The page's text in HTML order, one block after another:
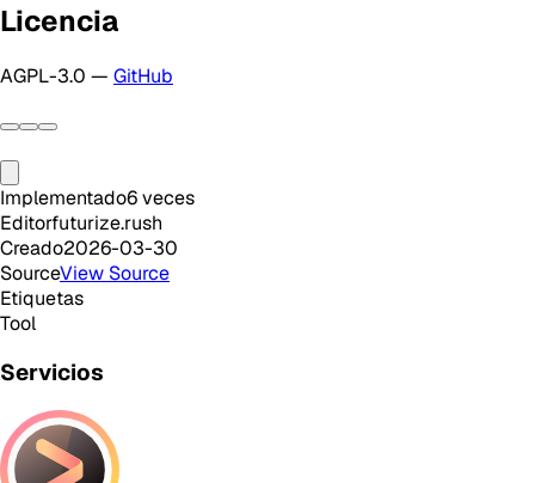
Licencia
AGPL-3.0 — GitHub
Implementado6veces
Editorfuturize.rush
Creado2026-03-30
SourceView Source
Etiquetas
Tool
Servicios